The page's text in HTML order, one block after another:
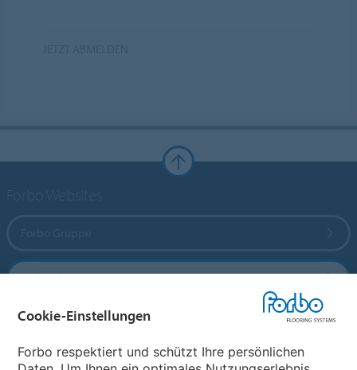
Forbo Flooring Systems
Forbo Movement Systems
Cookie-Einstellungen
Forbo respektiert und schützt Ihre persönlichen